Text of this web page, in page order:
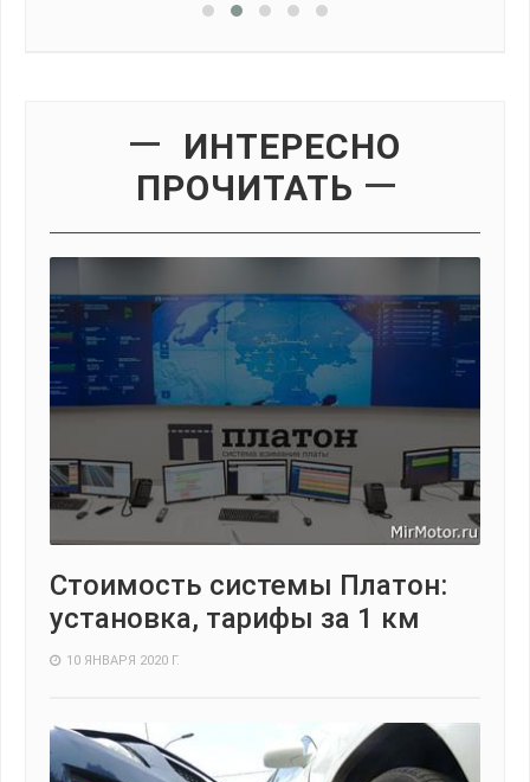
ИНТЕРЕСНО
ПРОЧИТАТЬ
Стоимость системы Платон:
установка, тарифы за 1 км
10 ЯНВАРЯ 2020 Г.